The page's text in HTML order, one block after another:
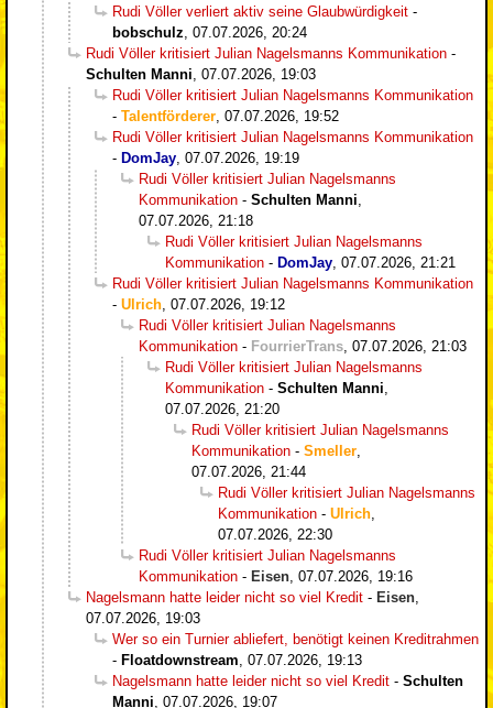
Rudi Völler verliert aktiv seine Glaubwürdigkeit -
bobschulz 07.07.2026, 20:24
Rudi Völler kritisiert Julian Nagelsmanns Kommunikation -
Schulten Manni 07.07.2026, 19:03
Rudi Völler kritisiert Julian Nagelsmanns Kommunikation
- Talentförderer 07.07.2026, 19:52
Rudi Völler kritisiert Julian Nagelsmanns Kommunikation
- DomJay 07.07.2026, 19:19
Rudi Völler kritisiert Julian Nagelsmanns
Kommunikation - Schulten Manni
07.07.2026, 21:18
Rudi Völler kritisiert Julian Nagelsmanns
Kommunikation - DomJay 07.07.2026, 21:21
Rudi Völler kritisiert Julian Nagelsmanns Kommunikation
- Ulrich 07.07.2026, 19:12
Rudi Völler kritisiert Julian Nagelsmanns
Kommunikation - FourrierTrans 07.07.2026, 21:03
Rudi Völler kritisiert Julian Nagelsmanns
Kommunikation - Schulten Manni
07.07.2026, 21:20
Rudi Völler kritisiert Julian Nagelsmanns
Kommunikation - Smeller
07.07.2026, 21:44
Rudi Völler kritisiert Julian Nagelsmanns
Kommunikation - Ulrich
07.07.2026, 22:30
Rudi Völler kritisiert Julian Nagelsmanns
Kommunikation - Eisen 07.07.2026, 19:16
Nagelsmann hatte leider nicht so viel Kredit - Eisen
07.07.2026, 19:03
Wer so ein Turnier abliefert, benötigt keinen Kreditrahmen
- Floatdownstream 07.07.2026, 19:13
Nagelsmann hatte leider nicht so viel Kredit - Schulten
Manni 07.07.2026, 19:07